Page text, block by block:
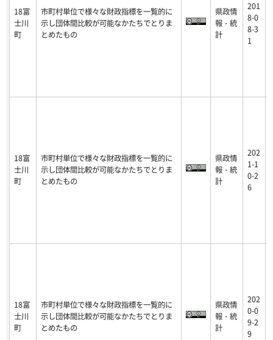
18富
士川
町
市町村単位で様々な財政指標を一覧的に
示し団体間比較が可能なかたちでとりま
とめたもの
県政情
報・統
計
201
8-0
8-3
1
18富
士川
町
市町村単位で様々な財政指標を一覧的に
示し団体間比較が可能なかたちでとりま
とめたもの
県政情
報・統
計
202
1-1
0-2
6
18富
士川
町
市町村単位で様々な財政指標を一覧的に
示し団体間比較が可能なかたちでとりま
とめたもの
県政情
報・統
計
202
0-0
9-2
9